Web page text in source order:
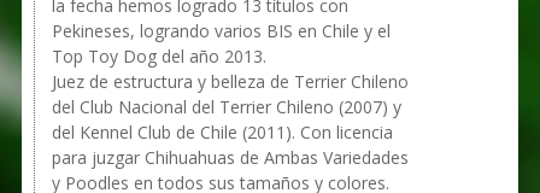
la fecha hemos logrado 13 títulos con
Pekineses, logrando varios BIS en Chile y el
Top Toy Dog del año 2013.
Juez de estructura y belleza de Terrier Chileno
del Club Nacional del Terrier Chileno (2007) y
del Kennel Club de Chile (2011). Con licencia
para juzgar Chihuahuas de Ambas Variedades
y Poodles en todos sus tamaños y colores.